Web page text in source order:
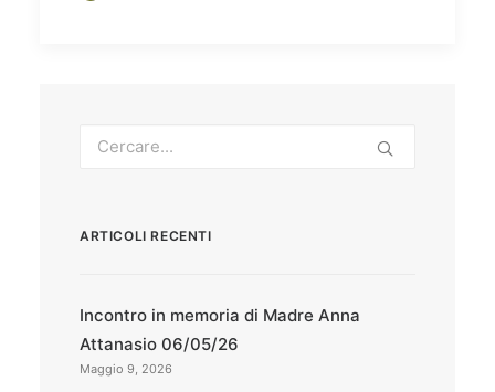
ARTICOLI RECENTI
Incontro in memoria di Madre Anna
Attanasio 06/05/26
Maggio 9, 2026